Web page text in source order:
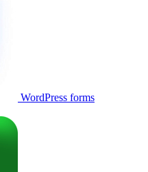
WordPress forms